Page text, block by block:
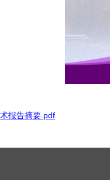
报告摘要.pdf